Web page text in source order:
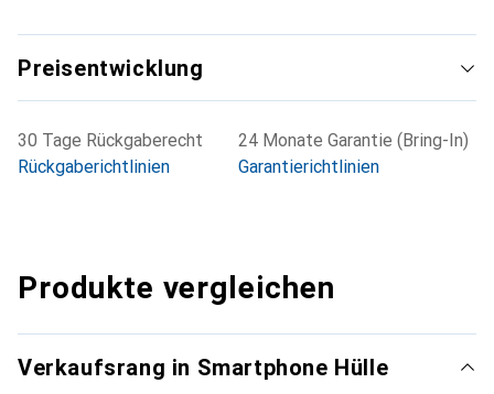
Preisentwicklung
30 Tage Rückgaberecht
Rückgaberichtlinien
24 Monate Garantie (Bring-In)
Garantierichtlinien
Produkte vergleichen
Verkaufsrang in Smartphone Hülle